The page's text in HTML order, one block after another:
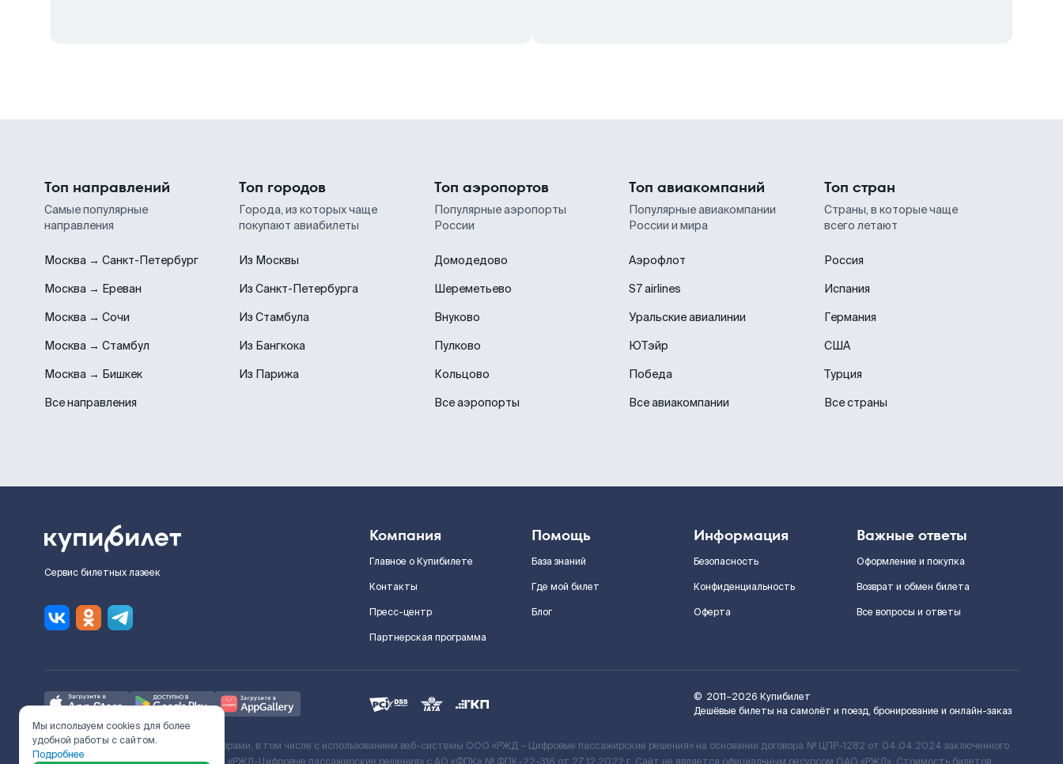
Топ направлений
Самые популярные
направления
Москва → Санкт-Петербург
Москва → Ереван
Москва → Сочи
Москва → Стамбул
Москва → Бишкек
Все направления
Топ городов
Города, из которых чаще
покупают авиабилеты
Из Москвы
Из Санкт-Петербурга
Из Стамбула
Из Бангкока
Из Парижа
Топ аэропортов
Популярные аэропорты
России
Домодедово
Шереметьево
Внуково
Пулково
Кольцово
Все аэропорты
Топ авиакомпаний
Популярные авиакомпании
России и мира
Аэрофлот
S7 airlines
Уральские авиалинии
ЮТэйр
Победа
Все авиакомпании
Топ стран
Страны, в которые чаще
всего летают
Россия
Испания
Германия
США
Турция
Все страны
Сервис билетных лазеек
Компания
Главное о Купибилете
Контакты
Пресс-центр
Партнерская программа
Помощь
База знаний
Где мой билет
Блог
Информация
Безопасность
Конфиденциальность
Оферта
Важные ответы
Оформление и покупка
Возврат и обмен билета
Все вопросы и ответы
© 2011–2026 Купибилет
Дешёвые билеты на самолёт и поезд, бронирование и онлайн-заказ
Ж/Д билеты предоставляются партнёрами, в том числе с использованием веб-системы ООО «РЖД – Цифровые пассажирские решения» на основании договора № ЦПР-1282 от 04.04.2024 заключенного
Мы используем cookies для более
удобной работы с сайтом.
Подробнее